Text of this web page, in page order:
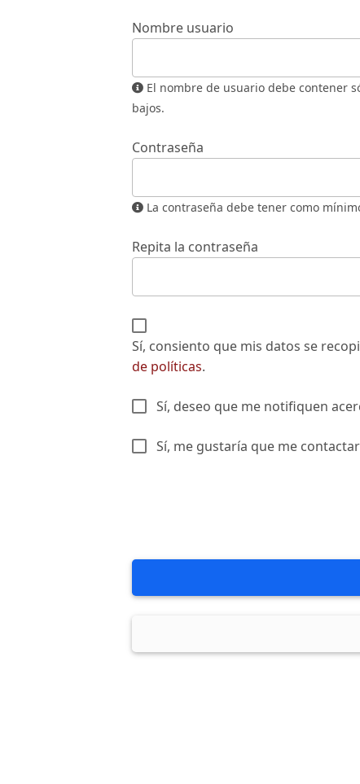
Nombre usuario
bajos.
Contraseña
La contraseña debe tener como
Repita la contraseña
Sí, consiento que mis datos se
de políticas.
Sí, deseo que me notifiquen
Sí, me gustaría que me